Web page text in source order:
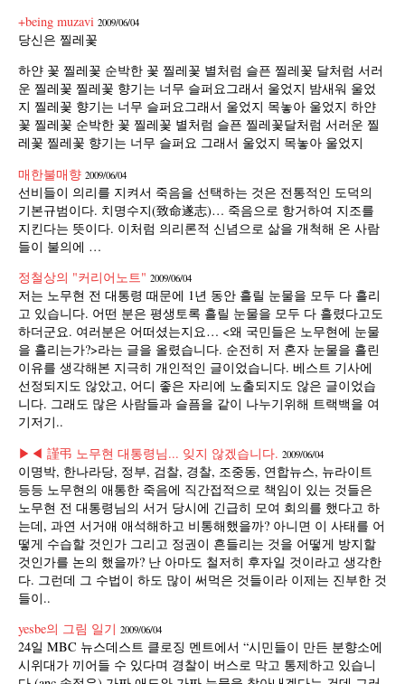
+being muzavi 2009/06/04
당신은 찔레꽃
하얀 꽃 찔레꽃 순박한 꽃 찔레꽃 별처럼 슬픈 찔레꽃 달처럼 서러
운 찔레꽃 찔레꽃 향기는 너무 슬퍼요그래서 울었지 밤새워 울었
지 찔레꽃 향기는 너무 슬퍼요그래서 울었지 목놓아 울었지 하얀
꽃 찔레꽃 순박한 꽃 찔레꽃 별처럼 슬픈 찔레꽃달처럼 서러운 찔
레꽃 찔레꽃 향기는 너무 슬퍼요 그래서 울었지 목놓아 울었지
매한불매향 2009/06/04
선비들이 의리를 지켜서 죽음을 선택하는 것은 전통적인 도덕의
기본규범이다. 치명수지(致命遂志)… 죽음으로 항거하여 지조를
지킨다는 뜻이다. 이처럼 의리론적 신념으로 삶을 개척해 온 사람
들이 불의에 …
정철상의 "커리어노트" 2009/06/04
저는 노무현 전 대통령 때문에 1년 동안 흘릴 눈물을 모두 다 흘리
고 있습니다. 어떤 분은 평생토록 흘릴 눈물을 모두 다 흘렸다고도
하더군요. 여러분은 어떠셨는지요… <왜 국민들은 노무현에 눈물
을 흘리는가?>라는 글을 올렸습니다. 순전히 저 혼자 눈물을 흘린
이유를 생각해본 지극히 개인적인 글이었습니다. 베스트 기사에
선정되지도 않았고, 어디 좋은 자리에 노출되지도 않은 글이었습
니다. 그래도 많은 사람들과 슬픔을 같이 나누기위해 트랙백을 여
기저기..
▶◀ 謹弔 노무현 대통령님... 잊지 않겠습니다. 2009/06/04
이명박, 한나라당, 정부, 검찰, 경찰, 조중동, 연합뉴스, 뉴라이트
등등 노무현의 애통한 죽음에 직간접적으로 책임이 있는 것들은
노무현 전 대통령님의 서거 당시에 긴급히 모여 회의를 했다고 하
는데, 과연 서거애 애석해하고 비통해했을까? 아니면 이 사태를 어
떻게 수습할 것인가 그리고 정권이 흔들리는 것을 어떻게 방지할
것인가를 논의 했을까? 난 아마도 철저히 후자일 것이라고 생각한
다. 그런데 그 수법이 하도 많이 써먹은 것들이라 이제는 진부한 것
들이..
yesbe의 그림 일기 2009/06/04
24일 MBC 뉴스데스트 클로징 멘트에서 “시민들이 만든 분향소에
시위대가 끼어들 수 있다며 경찰이 버스로 막고 통제하고 있습니